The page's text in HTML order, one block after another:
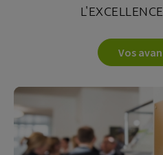
Neuropathie ulnaire
Vos